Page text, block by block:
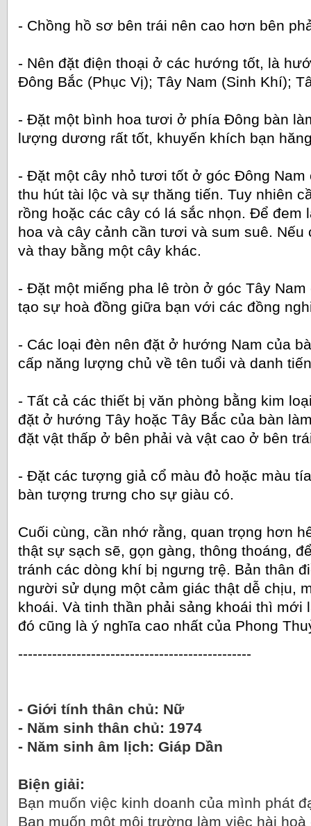
- Chồng hồ sơ bên trái nên cao hơn bên
- Nên đặt điện thoại ở các hướng tốt, là
Đông Bắc (Phục Vị); Tây Nam (Sinh Khí);
- Đặt một bình hoa tươi ở phía Đông bàn
lượng dương rất tốt, khuyến khích bạn
- Đặt một cây nhỏ tươi tốt ở góc Đông Nam
thu hút tài lộc và sự thăng tiến. Tuy nhiên
rồng hoặc các cây có lá sắc nhọn. Để đem
hoa và cây cảnh cần tươi và sum suê. Nếu
và thay bằng một cây khác.
- Đặt một miếng pha lê tròn ở góc Tây
tạo sự hoà đồng giữa bạn với các đồng
- Các loại đèn nên đặt ở hướng Nam của
cấp năng lượng chủ về tên tuổi và danh
- Tất cả các thiết bị văn phòng bằng kim
đặt ở hướng Tây hoặc Tây Bắc của bàn
đặt vật thấp ở bên phải và vật cao ở bên
- Đặt các tượng giả cổ màu đỏ hoặc màu
bàn tượng trưng cho sự giàu có.
Cuối cùng, cần nhớ rằng, quan trọng hơn
thật sự sạch sẽ, gọn gàng, thông thoáng,
tránh các dòng khí bị ngưng trệ. Bản thân
người sử dụng một cảm giác thật dễ chịu,
khoái. Và tinh thần phải sảng khoái thì mới
đó cũng là ý nghĩa cao nhất của Phong
------------------------------------------------
- Giới tính thân chủ: Nữ
- Năm sinh thân chủ: 1974
- Năm sinh âm lịch: Giáp Dần
Biện giải:
Bạn muốn việc kinh doanh của mình phát
Bạn muốn một môi trường làm việc hài hoà